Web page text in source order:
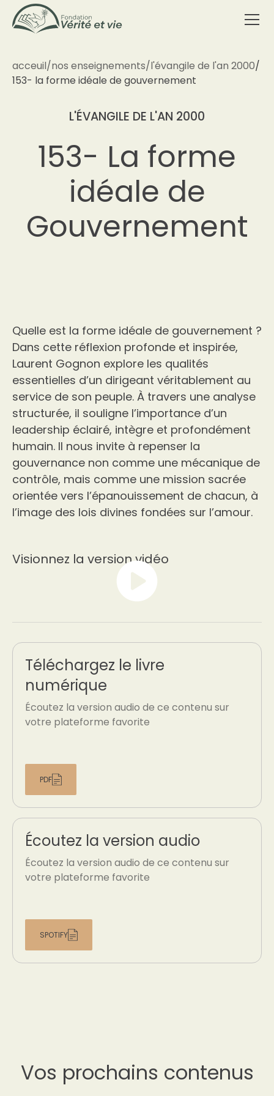
acceuil/nos enseignements/l'évangile de l'an 2000/
153- la forme idéale de gouvernement
L'ÉVANGILE DE L'AN 2000
153- La forme
idéale de
Gouvernement
Quelle est la forme idéale de gouvernement ?
Dans cette réflexion profonde et inspirée,
Laurent Gognon explore les qualités
essentielles d’un dirigeant véritablement au
service de son peuple. À travers une analyse
structurée, il souligne l’importance d’un
leadership éclairé, intègre et profondément
humain. Il nous invite à repenser la
gouvernance non comme une mécanique de
contrôle, mais comme une mission sacrée
orientée vers l’épanouissement de chacun, à
l’image des lois divines fondées sur l’amour.
Visionnez la version vidéo
Téléchargez le livre
numérique
Écoutez la version audio de ce contenu sur
votre plateforme favorite
PDF
Écoutez la version audio
Écoutez la version audio de ce contenu sur
votre plateforme favorite
SPOTIFY
Vos prochains contenus